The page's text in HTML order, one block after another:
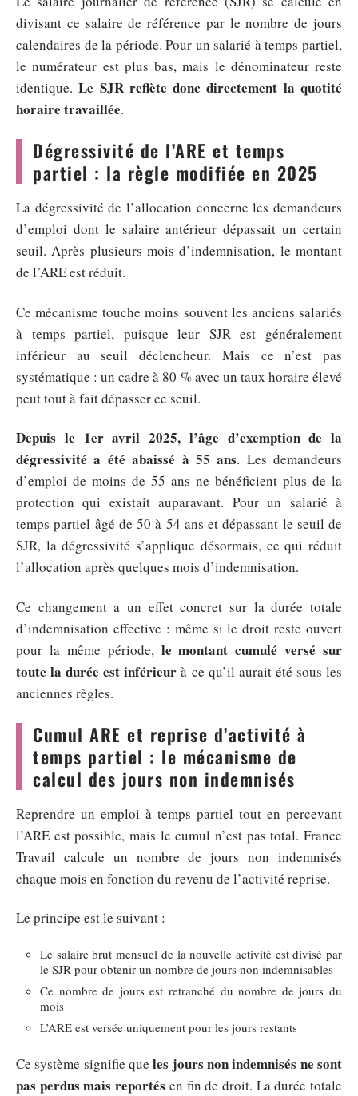
divisant ce salaire de référence par le nombre de jours
calendaires de la période. Pour un salarié à temps partiel,
le numérateur est plus bas, mais le dénominateur reste
identique.Le SJR reflète donc directement la quotité
horaire travaillée.
Dégressivité de l’ARE et temps
partiel : la règle modifiée en 2025
La dégressivité de l’allocation concerne les demandeurs
d’emploi dont le salaire antérieur dépassait un certain
seuil. Après plusieurs mois d’indemnisation, le montant
de l’ARE est réduit.
Ce mécanisme touche moins souvent les anciens salariés
à temps partiel, puisque leur SJR est généralement
inférieur au seuil déclencheur. Mais ce n’est pas
systématique : un cadre à 80 % avec un taux horaire élevé
peut tout à fait dépasser ce seuil.
Depuis le 1er avril 2025, l’âge d’exemption de la
dégressivité a été abaissé à 55 ans. Les demandeurs
d’emploi de moins de 55 ans ne bénéficient plus de la
protection qui existait auparavant. Pour un salarié à
temps partiel âgé de 50 à 54 ans et dépassant le seuil de
SJR, la dégressivité s’applique désormais, ce qui réduit
l’allocation après quelques mois d’indemnisation.
Ce changement a un effet concret sur la durée totale
d’indemnisation effective : même si le droit reste ouvert
pour la même période, le montant cumulé versé sur
toute la durée est inférieur à ce qu’il aurait été sous les
anciennes règles.
Cumul ARE et reprise d’activité à
temps partiel : le mécanisme de
calcul des jours non indemnisés
Reprendre un emploi à temps partiel tout en percevant
l’ARE est possible, mais le cumul n’est pas total. France
Travail calcule un nombre de jours non indemnisés
chaque mois en fonction du revenu de l’activité reprise.
Le principe est le suivant :
Le salaire brut mensuel de la nouvelle activité est divisé par
le SJR pour obtenir un nombre de jours non indemnisables
Ce nombre de jours est retranché du nombre de jours du
mois
L’ARE est versée uniquement pour les jours restants
Ce système signifie queles jours non indemnisés ne sont
pas perdus mais reportés en fin de droit. La durée totale